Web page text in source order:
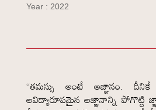
Year : 2022
“తమస్సు అంటే అజ్ఞానం. దీనికే
అవిద్యారూపమైన అజ్ఞానాన్ని పోగొట్టి